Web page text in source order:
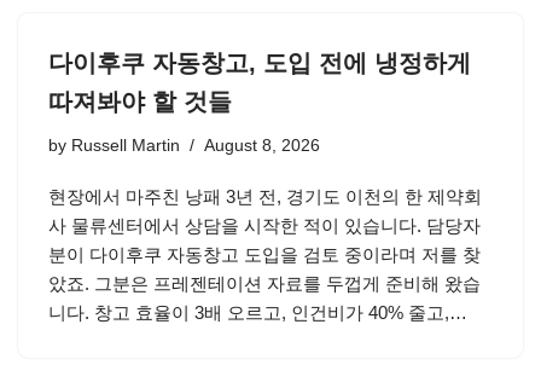
다이후쿠 자동창고, 도입 전에 냉정하게
따져봐야 할 것들
by Russell Martin August 8, 2026
현장에서 마주친 낭패 3년 전, 경기도 이천의 한 제약회
사 물류센터에서 상담을 시작한 적이 있습니다. 담당자
분이 다이후쿠 자동창고 도입을 검토 중이라며 저를 찾
았죠. 그분은 프레젠테이션 자료를 두껍게 준비해 왔습
니다. 창고 효율이 3배 오르고, 인건비가 40% 줄고,…